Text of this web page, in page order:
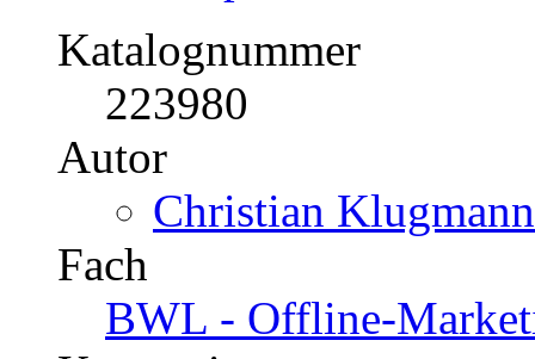
Die Konzeption des
Berücksichtigung der